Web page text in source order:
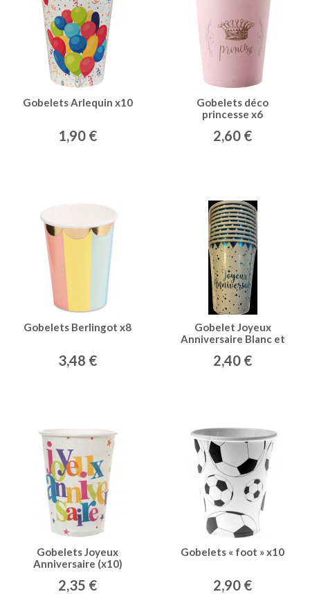
Gobelets Arlequin x10
1,90 €
Gobelets déco
princesse x6
2,60 €
Gobelets Berlingot x8
3,48 €
Gobelet Joyeux
Anniversaire Blanc et
2,40 €
Gobelets Joyeux
Anniversaire (x10)
2,35 €
Gobelets « foot » x10
2,90 €